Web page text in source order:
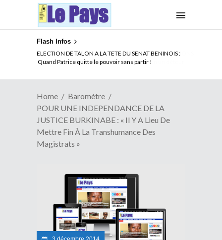
Flash Infos
ELECTION DE TALON A LA TETE DU SENAT BENINOIS :
Quand Patrice quitte le pouvoir sans partir !
Home
Baromètre
POUR UNE INDEPENDANCE DE LA
JUSTICE BURKINABE : « Il Y A Lieu De
Mettre Fin À La Transhumance Des
Magistrats »